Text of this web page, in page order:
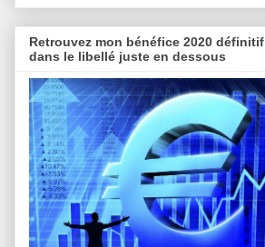
Retrouvez mon bénéfice 2020 définitif
dans le libellé juste en dessous